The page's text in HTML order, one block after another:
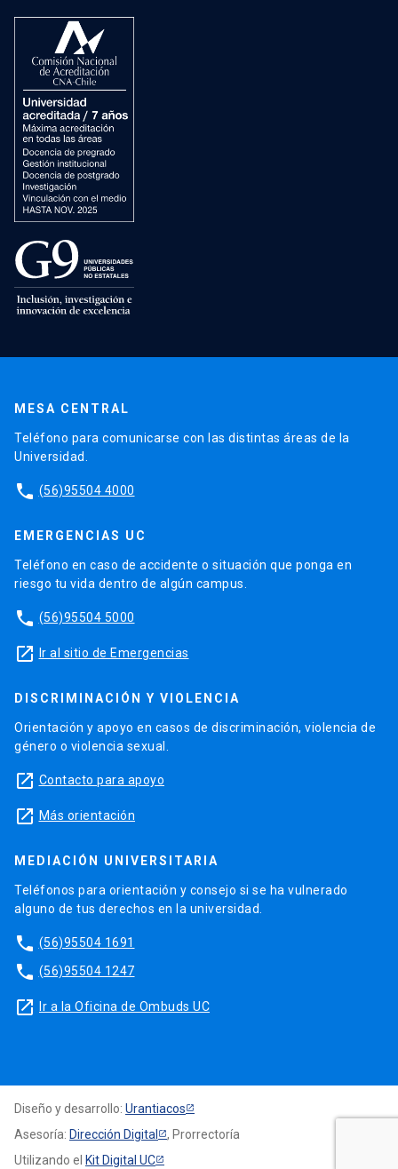
MESA CENTRAL
Teléfono para comunicarse con las distintas áreas de la
Universidad.
phone (56)95504 4000
EMERGENCIAS UC
Teléfono en caso de accidente o situación que ponga en
riesgo tu vida dentro de algún campus.
phone (56)95504 5000
launch Ir al sitio de Emergencias
DISCRIMINACIÓN Y VIOLENCIA
Orientación y apoyo en casos de discriminación, violencia de
género o violencia sexual.
launch Contacto para apoyo
launch Más orientación
MEDIACIÓN UNIVERSITARIA
Teléfonos para orientación y consejo si se ha vulnerado
alguno de tus derechos en la universidad.
phone (56)95504 1691
phone (56)95504 1247
launch Ir a la Oficina de Ombuds UC
Diseño y desarrollo: Urantiacos
Asesoría: Dirección Digital
, Prorrectoría
Utilizando el Kit Digital UC